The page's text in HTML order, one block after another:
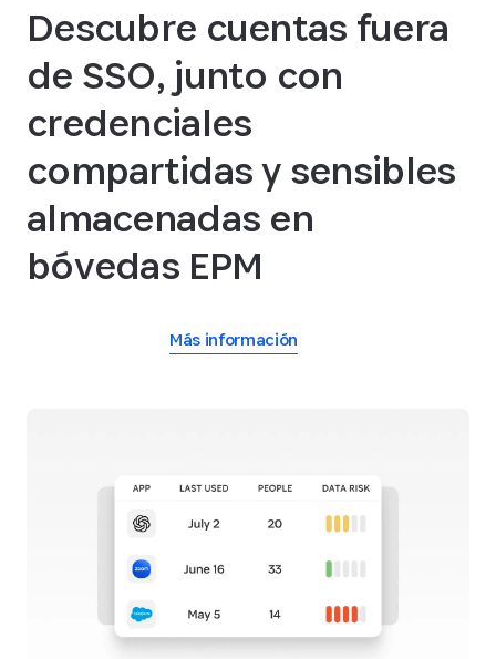
Descubre cuentas fuera
de SSO, junto con
credenciales
compartidas y sensibles
almacenadas en
bóvedas EPM
Más información